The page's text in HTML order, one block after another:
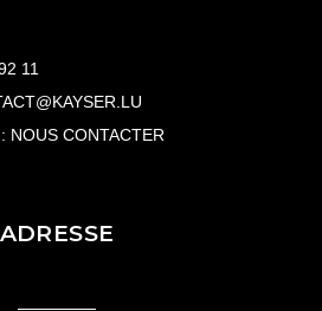
11
NOUS CONTACTER
ADRESSE